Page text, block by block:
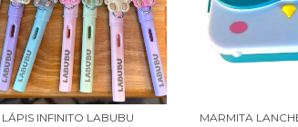
LÁPIS INFINITO LABUBU
MARMITA